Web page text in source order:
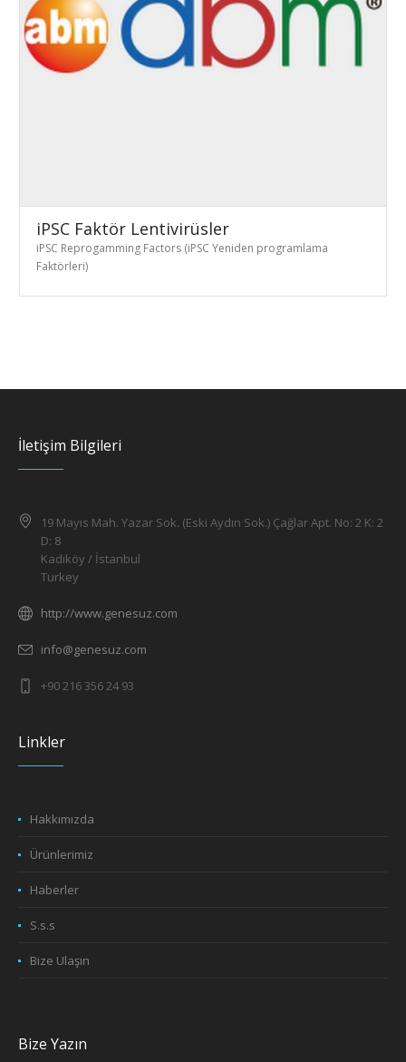
iPSC Faktör Lentivirüsler
iPSC Reprogamming Factors (iPSC Yeniden programlama
Faktörleri)
İletişim Bilgileri
19 Mayıs Mah. Yazar Sok. (Eski Aydın Sok.) Çağlar Apt. No: 2 K: 2
D: 8
Kadıköy / İstanbul
Turkey
http://www.genesuz.com
info@genesuz.com
+90 216 356 24 93
Linkler
Hakkımızda
Ürünlerimiz
Haberler
S.s.s
Bize Ulaşın
Bize Yazın